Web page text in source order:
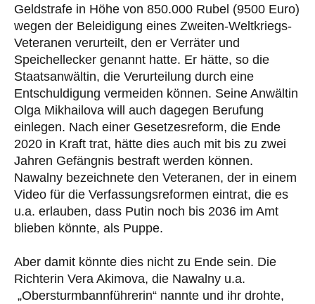
Geldstrafe in Höhe von 850.000 Rubel (9500 Euro)
wegen der Beleidigung eines Zweiten-Weltkriegs-
Veteranen verurteilt, den er Verräter und
Speichellecker genannt hatte. Er hätte, so die
Staatsanwältin, die Verurteilung durch eine
Entschuldigung vermeiden können. Seine Anwältin
Olga Mikhailova will auch dagegen Berufung
einlegen. Nach einer Gesetzesreform, die Ende
2020 in Kraft trat, hätte dies auch mit bis zu zwei
Jahren Gefängnis bestraft werden können.
Nawalny bezeichnete den Veteranen, der in einem
Video für die Verfassungsreformen eintrat, die es
u.a. erlauben, dass Putin noch bis 2036 im Amt
blieben könnte, als Puppe.
Aber damit könnte dies nicht zu Ende sein. Die
Richterin Vera Akimova, die Nawalny u.a.
„Obersturmbannführerin“ nannte und ihr drohte,